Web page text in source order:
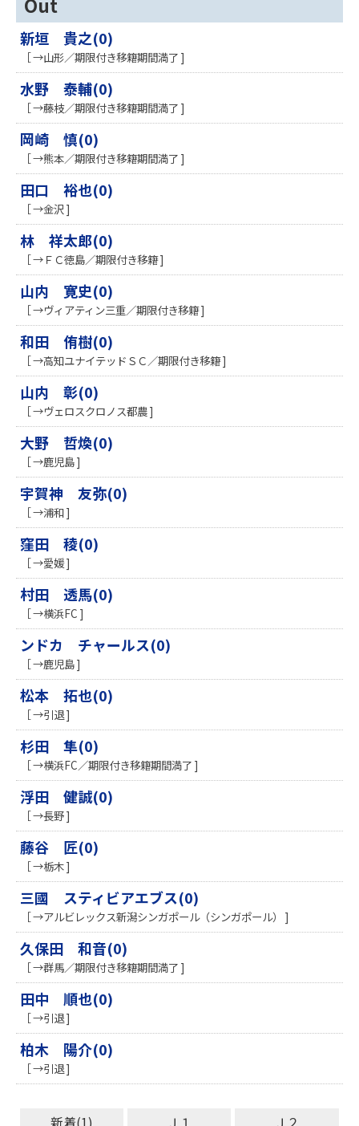
Out
新垣 貴之(0)
［ →山形／期限付き移籍期間満了 ]
水野 泰輔(0)
［ →藤枝／期限付き移籍期間満了 ]
岡崎 慎(0)
［ →熊本／期限付き移籍期間満了 ]
田口 裕也(0)
［ →金沢 ]
林 祥太郎(0)
［ →ＦＣ徳島／期限付き移籍 ]
山内 寛史(0)
［ →ヴィアティン三重／期限付き移籍 ]
和田 侑樹(0)
［ →高知ユナイテッドＳＣ／期限付き移籍 ]
山内 彰(0)
［ →ヴェロスクロノス都農 ]
大野 哲煥(0)
［ →鹿児島 ]
宇賀神 友弥(0)
［ →浦和 ]
窪田 稜(0)
［ →愛媛 ]
村田 透馬(0)
［ →横浜FC ]
ンドカ チャールス(0)
［ →鹿児島 ]
松本 拓也(0)
［ →引退 ]
杉田 隼(0)
［ →横浜FC／期限付き移籍期間満了 ]
浮田 健誠(0)
［ →長野 ]
藤谷 匠(0)
［ →栃木 ]
三國 スティビアエブス(0)
［ →アルビレックス新潟シンガポール（シンガポール） ]
久保田 和音(0)
［ →群馬／期限付き移籍期間満了 ]
田中 順也(0)
［ →引退 ]
柏木 陽介(0)
［ →引退 ]